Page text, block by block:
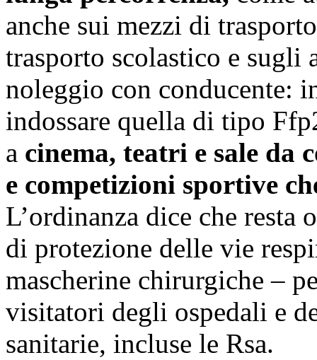
anche sui mezzi di
trasporto scolastico e
noleggio con conducente:
indossare quella di tipo
a cinema, teatri e sale da
e competizioni sportive
L’ordinanza dice che
di protezione delle vie
mascherine chirurgiche –
visitatori degli ospedali e
sanitarie, incluse le Rsa.